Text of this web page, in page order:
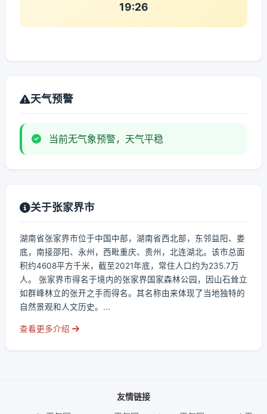
19:26
天气预警
当前无气象预警，天气平稳
关于张家界市
湖南省张家界市位于中国中部，湖南省西北部，东邻益阳、娄
底，南接邵阳、永州，西毗重庆、贵州，北连湖北。该市总面
积约4608平方千米，截至2021年底，常住人口约为235.7万
人。 张家界市得名于境内的张家界国家森林公园，因山石耸立
如群峰林立的张开之手而得名。其名称由来体现了当地独特的
自然景观和人文历史。...
查看更多介绍
友情链接